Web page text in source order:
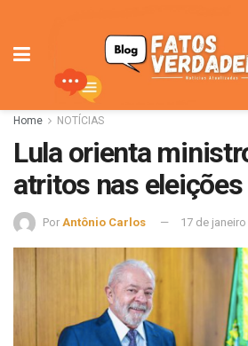
Home NOTÍCIAS
Lula orienta
atritos nas
Por Antônio Carlos 17 de